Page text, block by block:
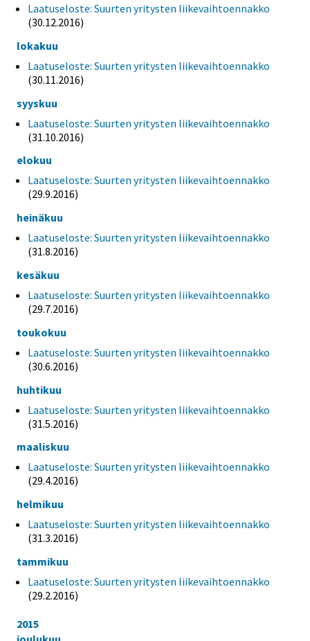
Laatuseloste: Suurten yritysten liikevaihtoennakko
(30.12.2016)
lokakuu
Laatuseloste: Suurten yritysten liikevaihtoennakko
(30.11.2016)
syyskuu
Laatuseloste: Suurten yritysten liikevaihtoennakko
(31.10.2016)
elokuu
Laatuseloste: Suurten yritysten liikevaihtoennakko
(29.9.2016)
heinäkuu
Laatuseloste: Suurten yritysten liikevaihtoennakko
(31.8.2016)
kesäkuu
Laatuseloste: Suurten yritysten liikevaihtoennakko
(29.7.2016)
toukokuu
Laatuseloste: Suurten yritysten liikevaihtoennakko
(30.6.2016)
huhtikuu
Laatuseloste: Suurten yritysten liikevaihtoennakko
(31.5.2016)
maaliskuu
Laatuseloste: Suurten yritysten liikevaihtoennakko
(29.4.2016)
helmikuu
Laatuseloste: Suurten yritysten liikevaihtoennakko
(31.3.2016)
tammikuu
Laatuseloste: Suurten yritysten liikevaihtoennakko
(29.2.2016)
2015